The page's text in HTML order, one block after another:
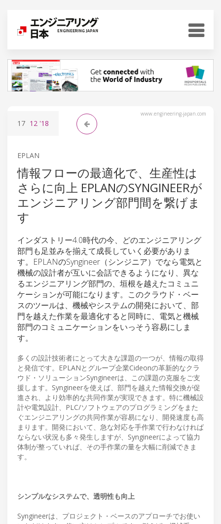
www.engineering-japan.com
17 12 '18
EPLAN
情報フローの最適化で、生産性は
さらに向上 EPLANのSYNGINEERが
エンジニアリング部門間を繋げま
す
インダストリー4.0時代の今、どのエンジニアリング
部門も足並みを揃えて成長していく必要がありま
す。EPLANのSyngineer（シンジニア）でなら電気と
機械の設計者が互いに会話できるようになり、異な
るエンジニアリング部門の、垣根を越えたコミュニ
ケーションが可能になります。このクラウド・ベー
スのツールは、機械やシステムの開発において、部
門を越えた作業を最適化すると同時に、電気と機械
部門のコミュニケーションをいっそう容易にしま
す。
多くの設計技術者にとって大きな課題の一つが、情報の取得
と発信です。EPLANとグループ企業Cideonの革新的なクラ
ウド・ソリューションSyngineerは、この課題の克服をご支
援します。Syngineerを使えば、部門を越えた情報交換が促
進され、より効率的な共同作業が実現できます。特に機械設
計や電気設計、PLC/ソフトウェアのプログラミングをまた
ぐエンジニアリングの共同作業が容易になり、開発速度も高
まります。開発において、急な対応を手作業で行わなければ
ならない状況も多々発生しますが、Syngineerによって協力
体制が整っていれば、その手作業の量を大幅に削減できま
す。
シンプルなシステムで、透明性も向上
Syngineerは、プロジェクト・ベースのアプローチでお使い